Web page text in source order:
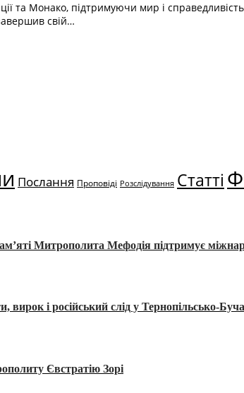
та Монако, підтримуючи мир і
свій…
Послання Проповіді Розслідування Статті
Митрополита Мефодія підтримує
і російський слід у Тернопільсько-
Євстратію Зорі